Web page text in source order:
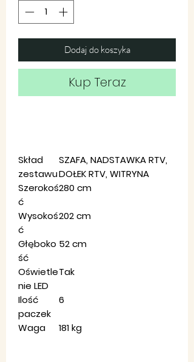
Dodaj do koszyka
Kup Teraz
Skład
zestawu
SZAFA, NADSTAWKA RTV,
DOŁEK RTV, WITRYNA
Szerokoś
ć
280 cm
Wysokoś
ć
202 cm
Głęboko
ść
52 cm
Oświetle
nie LED
Tak
Ilość
paczek
6
Waga 181 kg